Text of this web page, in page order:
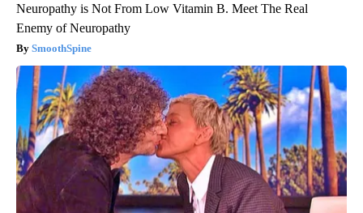
Neuropathy is Not From Low Vitamin B. Meet The Real
Enemy of Neuropathy
SmoothSpine